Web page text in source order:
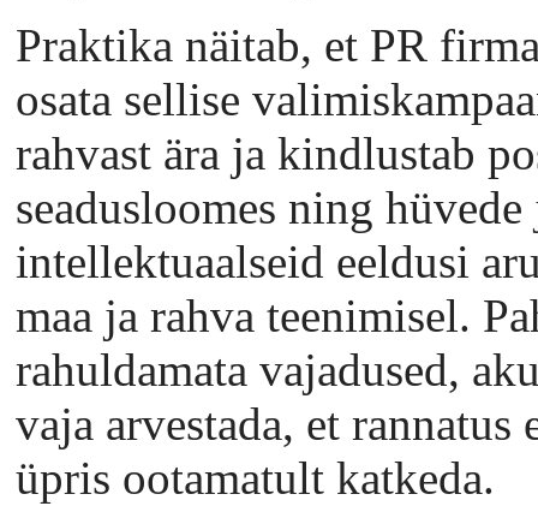
Praktika näitab, et PR
osata sellise
rahvast ära ja kindlustab
seadusloomes ning
intellektuaalseid eeldusi
maa ja rahva teenimisel.
rahuldamata vajadused,
vaja arvestada, et
üpris ootamatult katkeda.